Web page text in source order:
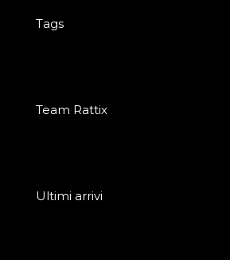
Tags
Team Rattix
Ultimi arrivi